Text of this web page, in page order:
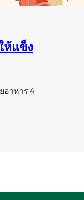
ห้แข็ง
อาหาร 4